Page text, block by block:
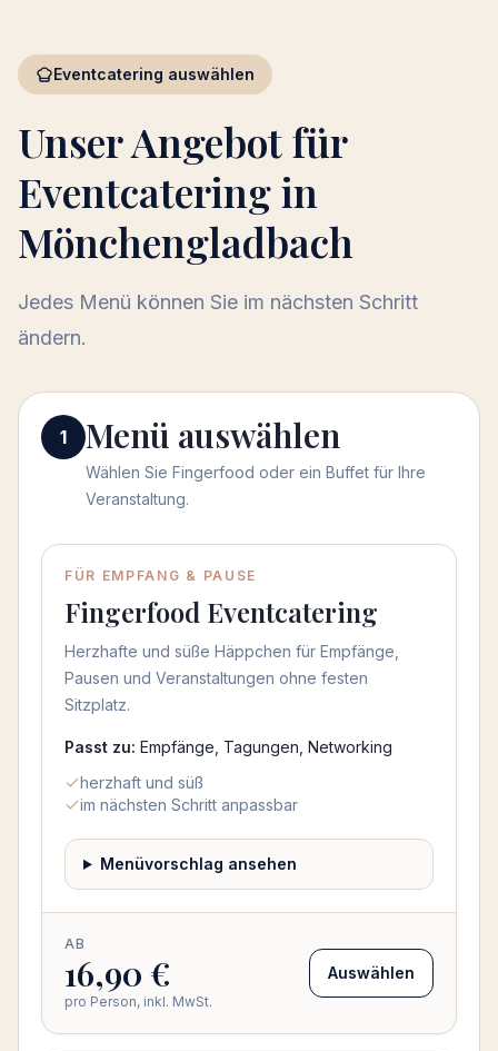
Eventcatering auswählen
Unser Angebot für
Eventcatering in
Mönchengladbach
Jedes Menü können Sie im nächsten Schritt
ändern.
1 Menü auswählen
Wählen Sie Fingerfood oder ein Buffet für Ihre
Veranstaltung.
Menü auswählen
FÜR EMPFANG & PAUSE
Fingerfood Eventcatering
Herzhafte und süße Häppchen für Empfänge,
Pausen und Veranstaltungen ohne festen
Sitzplatz.
Passt zu: Empfänge, Tagungen, Networking
herzhaft und süß
im nächsten Schritt anpassbar
Menüvorschlag ansehen
AB
16,90 €
pro Person, inkl. MwSt.
Auswählen